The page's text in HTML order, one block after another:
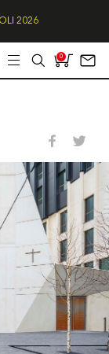
2026
0